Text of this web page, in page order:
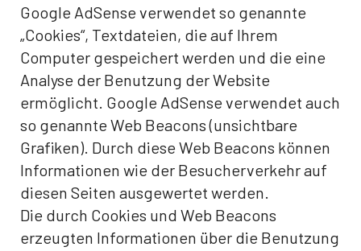
Google AdSense verwendet so genannte
„Cookies“, Textdateien, die auf Ihrem
Computer gespeichert werden und die eine
Analyse der Benutzung der Website
ermöglicht. Google AdSense verwendet auch
so genannte Web Beacons (unsichtbare
Grafiken). Durch diese Web Beacons können
Informationen wie der Besucherverkehr auf
diesen Seiten ausgewertet werden.
Die durch Cookies und Web Beacons
erzeugten Informationen über die Benutzung